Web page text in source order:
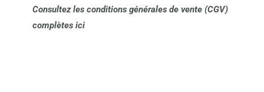
Consultez les conditions générales de vente (CGV)
complètes ici